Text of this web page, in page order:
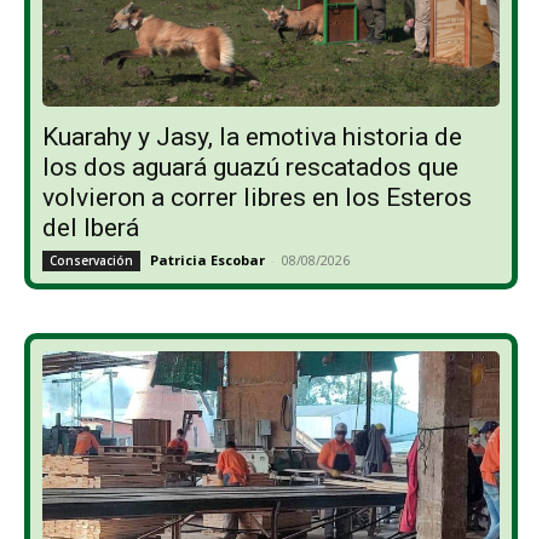
Kuarahy y Jasy, la emotiva historia de
los dos aguará guazú rescatados que
volvieron a correr libres en los Esteros
del Iberá
Conservación Patricia Escobar - 08/08/2026